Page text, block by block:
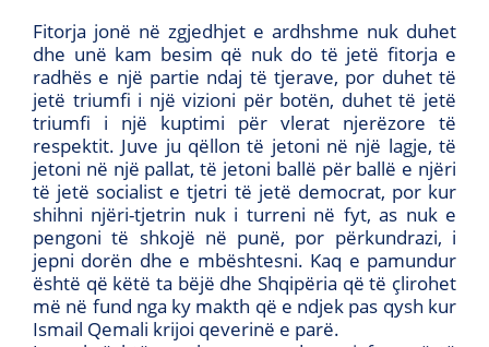
Fitorja jonë në zgjedhjet e ardhshme nuk duhet
dhe unë kam besim që nuk do të jetë fitorja e
radhës e një partie ndaj të tjerave, por duhet të
jetë triumfi i një vizioni për botën, duhet të jetë
triumfi i një kuptimi për vlerat njerëzore të
respektit. Juve ju qëllon të jetoni në një lagje, të
jetoni në një pallat, të jetoni ballë për ballë e njëri
të jetë socialist e tjetri të jetë democrat, por kur
shihni njëri-tjetrin nuk i turreni në fyt, as nuk e
pengoni të shkojë në punë, por përkundrazi, i
jepni dorën dhe e mbështesni. Kaq e pamundur
është që këtë ta bëjë dhe Shqipëria që të çlirohet
më në fund nga ky makth që e ndjek pas qysh kur
Ismail Qemali krijoi qeverinë e parë.